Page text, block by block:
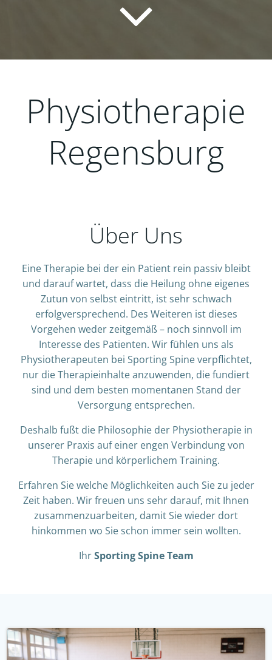
Physiotherapie
Regensburg
Über Uns
Eine Therapie bei der ein Patient rein passiv bleibt
und darauf wartet, dass die Heilung ohne eigenes
Zutun von selbst eintritt, ist sehr schwach
erfolgversprechend. Des Weiteren ist dieses
Vorgehen weder zeitgemäß – noch sinnvoll im
Interesse des Patienten. Wir fühlen uns als
Physiotherapeuten bei Sporting Spine verpflichtet,
nur die Therapieinhalte anzuwenden, die fundiert
sind und dem besten momentanen Stand der
Versorgung entsprechen.
Deshalb fußt die Philosophie der Physiotherapie in
unserer Praxis auf einer engen Verbindung von
Therapie und körperlichem Training.
Erfahren Sie welche Möglichkeiten auch Sie zu jeder
Zeit haben. Wir freuen uns sehr darauf, mit Ihnen
zusammenzuarbeiten, damit Sie wieder dort
hinkommen wo Sie schon immer sein wollten.
IhrSporting Spine Team